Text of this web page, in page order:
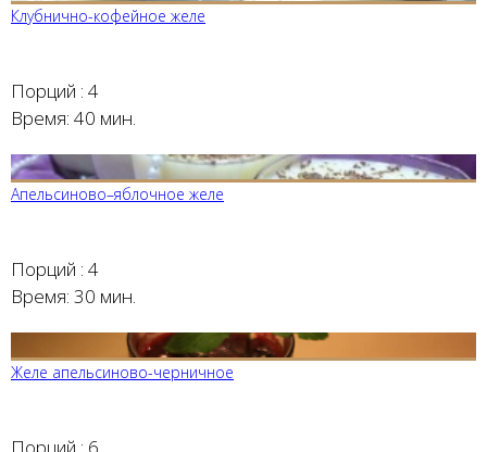
Клубнично-кофейное желе
Порций : 4
Время: 40 мин.
Апельсиново–яблочное желе
Порций : 4
Время: 30 мин.
Желе апельсиново-черничное